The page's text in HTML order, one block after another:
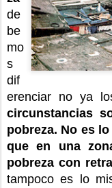
de
be
mo
s
dif
erenciar no ya
circunstancias
pobreza. No es
que en una
pobreza con
tampoco es lo